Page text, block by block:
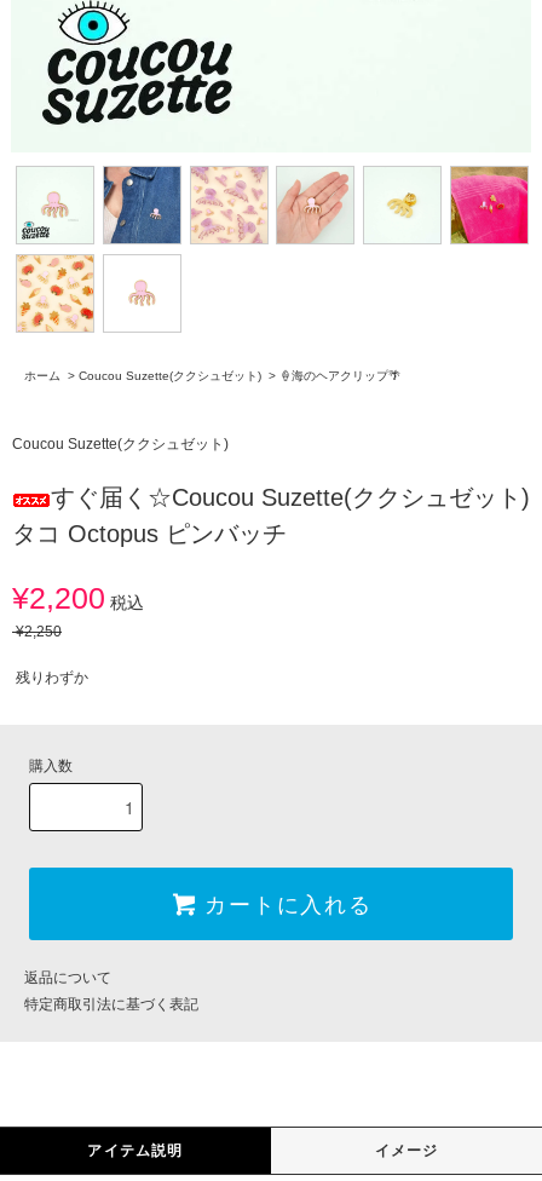
ホーム > Coucou Suzette(ククシュゼット) > 🍦海のヘアクリップ🌴
Coucou Suzette(ククシュゼット)
すぐ届く☆Coucou Suzette(ククシュゼット)
タコ Octopus ピンバッチ
¥2,200 税込
¥2,250
残りわずか
購入数
カートに入れる
返品について
特定商取引法に基づく表記
アイテム説明 イメージ